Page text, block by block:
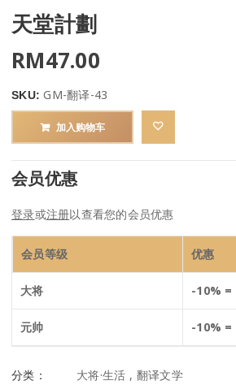
天堂計劃
RM47.00
SKU:GM-翻译-43
加入购物车
会员优惠
登录或注册以查看您的会员优惠
会员等级 优惠
大将 -10% =
元帅 -10% =
分类： 大将·生活 , 翻译文学